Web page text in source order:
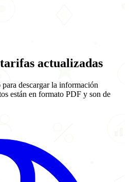
tarifas actualizadas
descargar la información
están en formato PDF y son de